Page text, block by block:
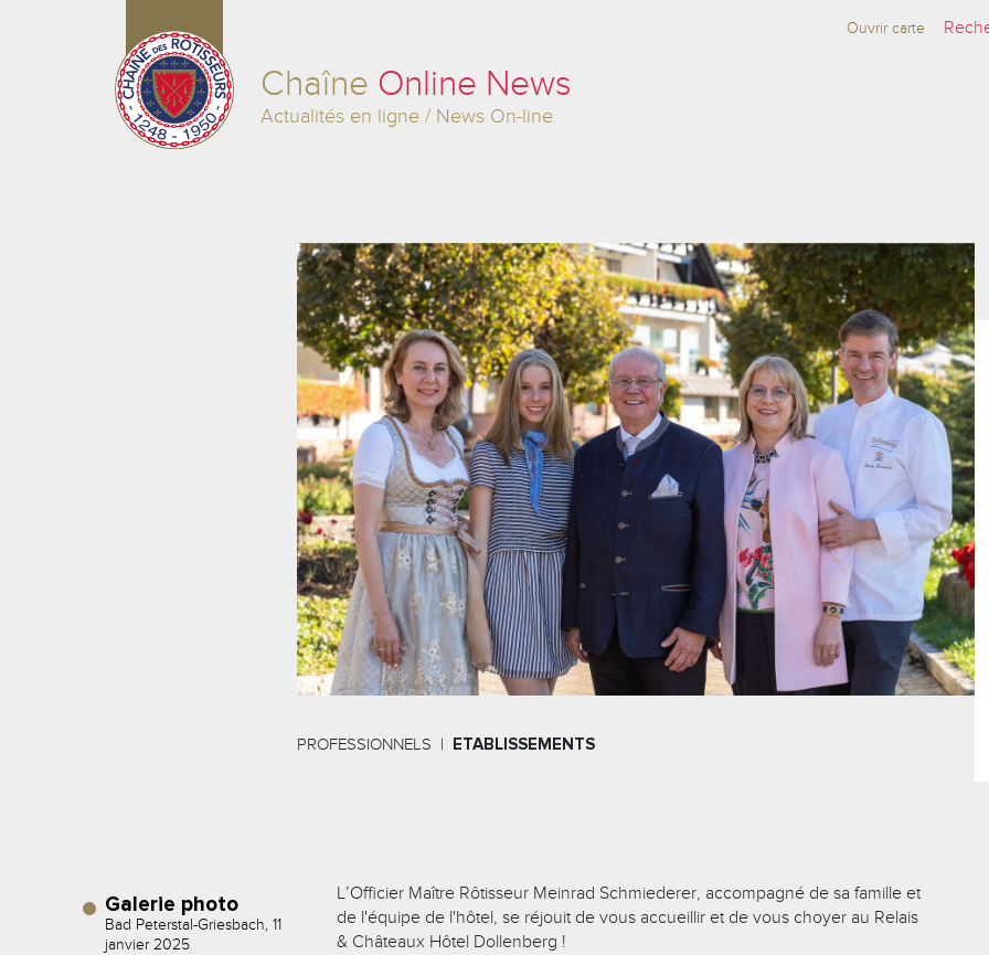
Chaîne Online News
Actualités en ligne / News On-line
Ouvrir carte
PROFESSIONNELS ETABLISSEMENTS
Galerie photo
Bad Peterstal-Griesbach, 11
janvier 2025
L’Officier Maître Rôtisseur Meinrad Schmiederer, accompagné de sa famille et
de l'équipe de l'hôtel, se réjouit de vous accueillir et de vous choyer au Relais
& Châteaux Hôtel Dollenberg !